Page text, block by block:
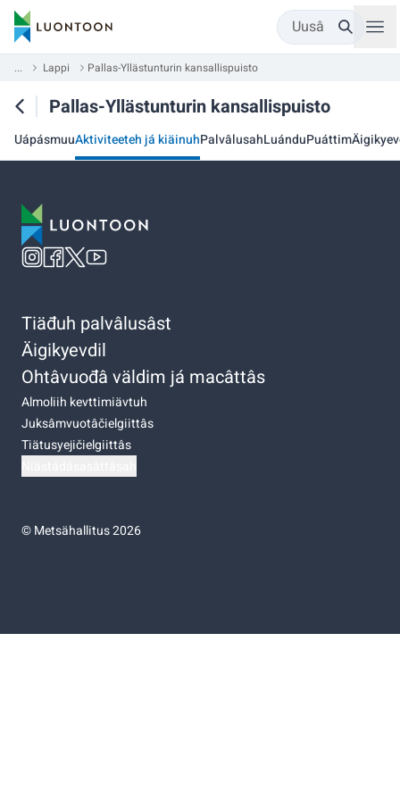
Uusâ
... Lappi Pallas-Yllästunturin kansallispuisto
Pallas-Yllästunturin kansallispuisto
UápásmuuAktiviteeteh já kiäinuhPalvâlusahLuánduPuáttim
Tiäđuh palvâlusâst
Äigikyevdil
Ohtâvuođâ väldim já macâttâs
Almoliih kevttimiävtuh
Juksâmvuotâčielgiittâs
Tiätusyejičielgiittâs
©Metsähallitus 2026